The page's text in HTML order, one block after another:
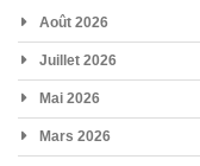
Août 2026
Juillet 2026
Mai 2026
Mars 2026